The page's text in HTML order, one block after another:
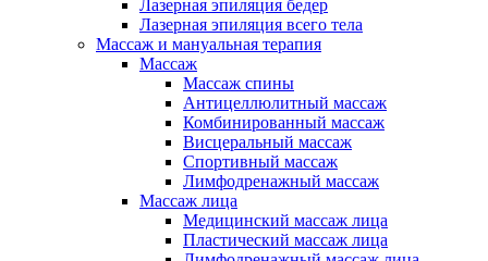
Лазерная эпиляция бедер
Лазерная эпиляция всего тела
Массаж и мануальная терапия
Массаж
Массаж спины
Антицеллюлитный массаж
Комбинированный массаж
Висцеральный массаж
Спортивный массаж
Лимфодренажный массаж
Массаж лица
Медицинский массаж лица
Пластический массаж лица